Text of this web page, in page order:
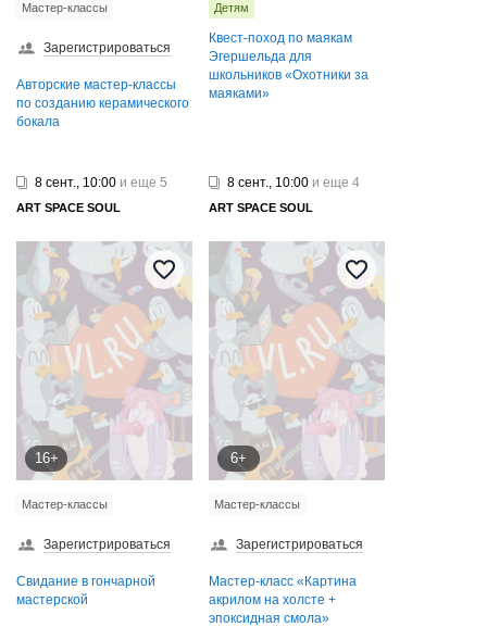
Мастер-классы
Зарегистрироваться
Авторские мастер-классы
по созданию керамического
бокала
Детям
Квест-поход по маякам
Эгершельда для
школьников «Охотники за
маяками»
8 сент., 10:00 и еще 5
ART SPAСE SOUL
16+
Мастер-классы
Зарегистрироваться
Свидание в гончарной
мастерской
8 сент., 10:00 и еще 4
ART SPAСE SOUL
6+
Мастер-классы
Зарегистрироваться
Мастер-класс «Картина
акрилом на холсте +
эпоксидная смола»